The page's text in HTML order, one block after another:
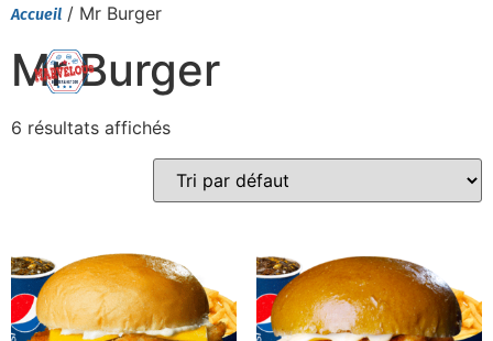
Accueil / Mr Burger
Mr Burger
6 résultats affichés